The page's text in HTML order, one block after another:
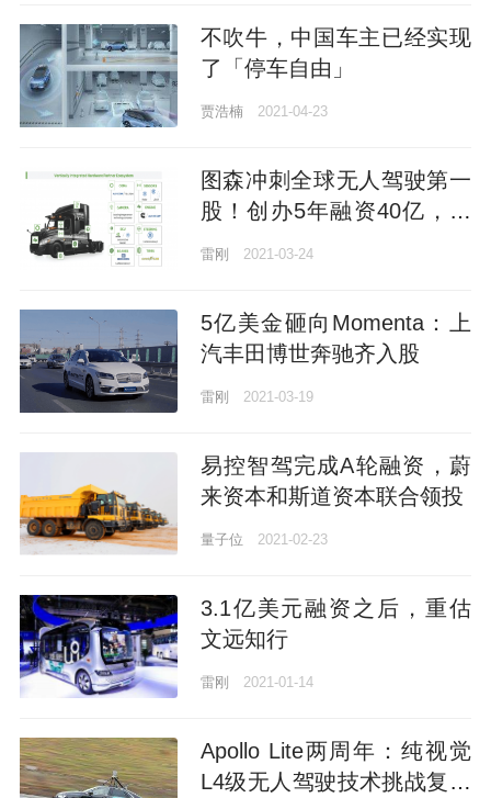
不吹牛，中国车主已经实现
了「停车自由」
贾浩楠 2021-04-23
图森冲刺全球无人驾驶第一
股！创办5年融资40亿，新
浪是第一大机构股东
雷刚 2021-03-24
5亿美金砸向Momenta：上
汽丰田博世奔驰齐入股
雷刚 2021-03-19
易控智驾完成A轮融资，蔚
来资本和斯道资本联合领投
量子位 2021-02-23
3.1亿美元融资之后，重估
文远知行
雷刚 2021-01-14
Apollo Lite两周年：纯视觉
L4级无人驾驶技术挑战复杂